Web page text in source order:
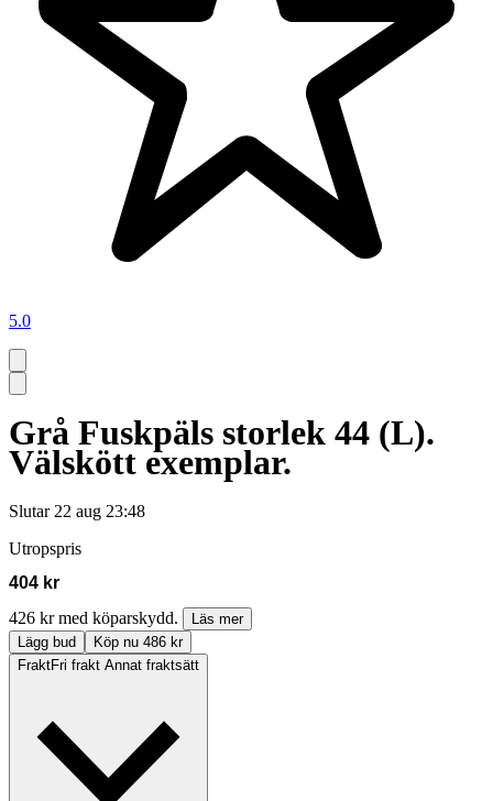
5.0
Grå Fuskpäls storlek 44 (L).
Välskött exemplar.
Slutar 22 aug 23:48
Utropspris
404 kr
426 kr med köparskydd.
Läs mer
Lägg bud
Köp nu 486 kr
FraktFri frakt Annat fraktsätt